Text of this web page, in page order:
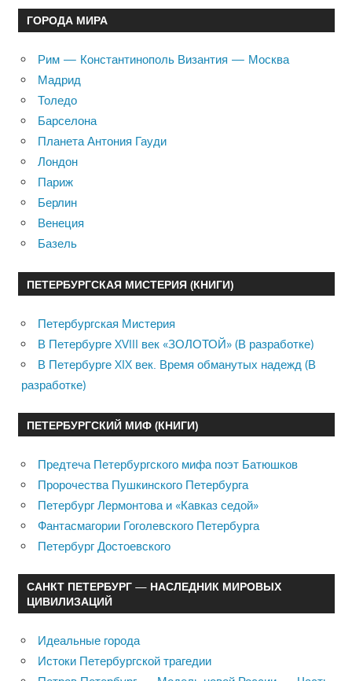
ГОРОДА МИРА
Рим — Константинополь Византия — Москва
Мадрид
Толедо
Барселона
Планета Антония Гауди
Лондон
Париж
Берлин
Венеция
Базель
ПЕТЕРБУРГСКАЯ МИСТЕРИЯ (КНИГИ)
Петербургская Мистерия
В Петербурге XVIII век «ЗОЛОТОЙ» (В разработке)
В Петербурге XIX век. Время обманутых надежд (В
разработке)
ПЕТЕРБУРГСКИЙ МИФ (КНИГИ)
Предтеча Петербургского мифа поэт Батюшков
Пророчества Пушкинского Петербурга
Петербург Лермонтова и «Кавказ седой»
Фантасмагории Гоголевского Петербурга
Петербург Достоевского
САНКТ ПЕТЕРБУРГ — НАСЛЕДНИК МИРОВЫХ
ЦИВИЛИЗАЦИЙ
Идеальные города
Истоки Петербургской трагедии